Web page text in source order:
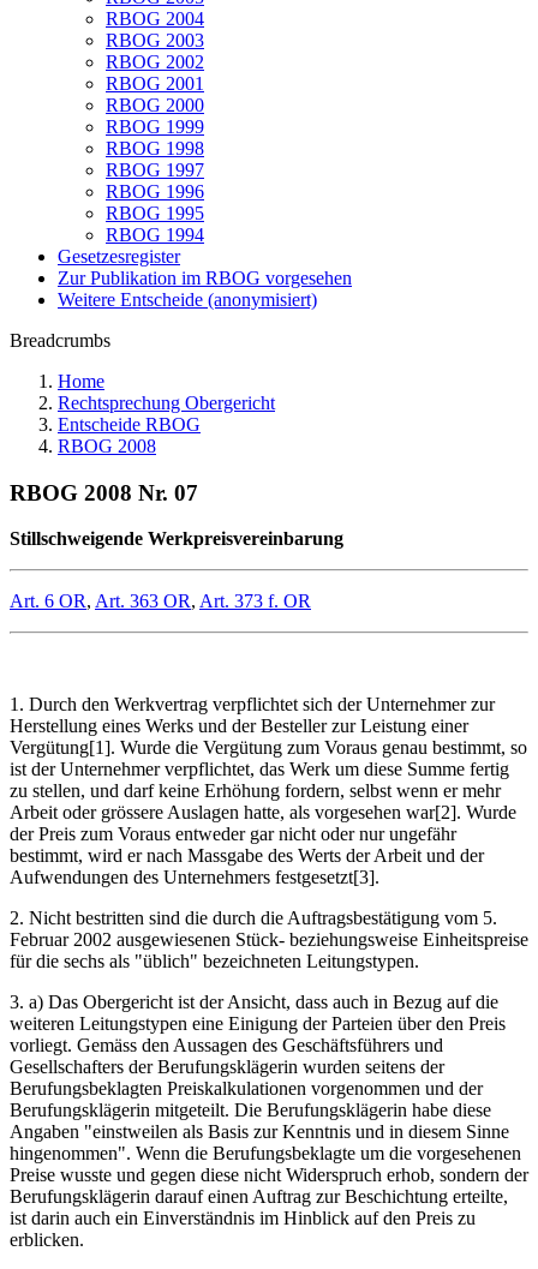
RBOG 2004
RBOG 2003
RBOG 2002
RBOG 2001
RBOG 2000
RBOG 1999
RBOG 1998
RBOG 1997
RBOG 1996
RBOG 1995
RBOG 1994
Gesetzesregister
Zur Publikation im RBOG vorgesehen
Weitere Entscheide (anonymisiert)
Breadcrumbs
Home
Rechtsprechung Obergericht
Entscheide RBOG
RBOG 2008
RBOG 2008 Nr. 07
Stillschweigende Werkpreisvereinbarung
Art. 6 OR, Art. 363 OR, Art. 373 f. OR
1. Durch den Werkvertrag verpflichtet sich der Unternehmer zur
Herstellung eines Werks und der Besteller zur Leistung einer
Vergütung[1]. Wurde die Vergütung zum Voraus genau bestimmt, so
ist der Unternehmer verpflichtet, das Werk um diese Summe fertig
zu stellen, und darf keine Erhöhung fordern, selbst wenn er mehr
Arbeit oder grössere Auslagen hatte, als vorgesehen war[2]. Wurde
der Preis zum Voraus entweder gar nicht oder nur ungefähr
bestimmt, wird er nach Massgabe des Werts der Arbeit und der
Aufwendungen des Unternehmers festgesetzt[3].
2. Nicht bestritten sind die durch die Auftragsbestätigung vom 5.
Februar 2002 ausgewiesenen Stück- beziehungsweise Einheitspreise
für die sechs als "üblich" bezeichneten Leitungstypen.
3. a) Das Obergericht ist der Ansicht, dass auch in Bezug auf die
weiteren Leitungstypen eine Einigung der Parteien über den Preis
vorliegt. Gemäss den Aussagen des Geschäftsführers und
Gesellschafters der Berufungsklägerin wurden seitens der
Berufungsbeklagten Preiskalkulationen vorgenommen und der
Berufungsklägerin mitgeteilt. Die Berufungsklägerin habe diese
Angaben "einstweilen als Basis zur Kenntnis und in diesem Sinne
hingenommen". Wenn die Berufungsbeklagte um die vorgesehenen
Preise wusste und gegen diese nicht Widerspruch erhob, sondern der
Berufungsklägerin darauf einen Auftrag zur Beschichtung erteilte,
ist darin auch ein Einverständnis im Hinblick auf den Preis zu
erblicken.